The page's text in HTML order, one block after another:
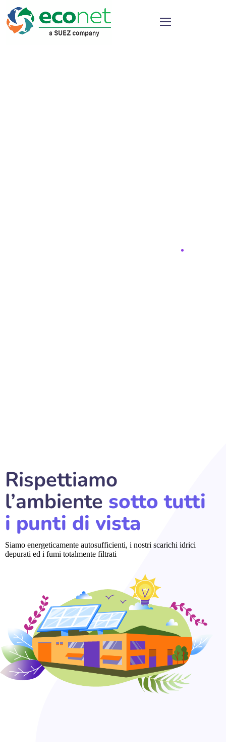
Rispettiamo
l’ambiente sotto tutti
i punti di vista
Siamo energeticamente autosufficienti, i nostri scarichi idrici
depurati ed i fumi totalmente filtrati